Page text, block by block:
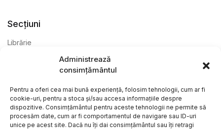
Administrează
consimțământul
Pentru a oferi cea mai bună experiență, folosim tehnologii, cum ar fi
cookie-uri, pentru a stoca și/sau accesa informațiile despre
dispozitive. Consimțământul pentru aceste tehnologii ne permite să
procesăm date, cum ar fi comportamentul de navigare sau ID-uri
unice pe acest site. Dacă nu îți dai consimțământul sau îți retragi
Secțiuni
Librărie